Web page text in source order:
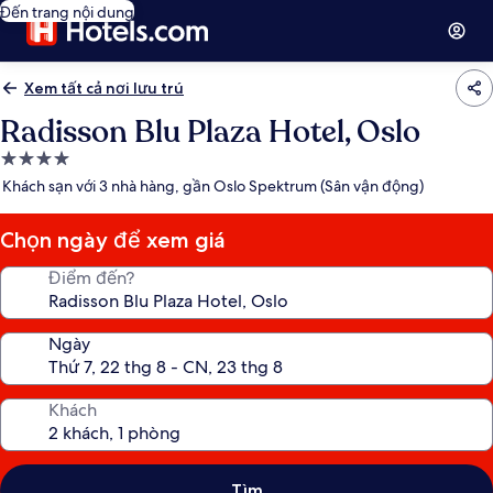
Đến trang nội dung
Xem tất cả nơi lưu trú
Radisson Blu Plaza Hotel, Oslo
Nơi
lưu
4.0
sao
Khách sạn với 3 nhà hàng, gần Oslo Spektrum (Sân vận động)
Chọn ngày để xem giá
Điểm đến?
Ngày
Khách